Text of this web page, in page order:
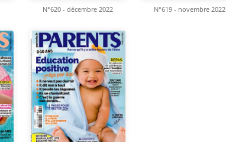
N°620 - décembre 2022 N°619 - novembre 2022